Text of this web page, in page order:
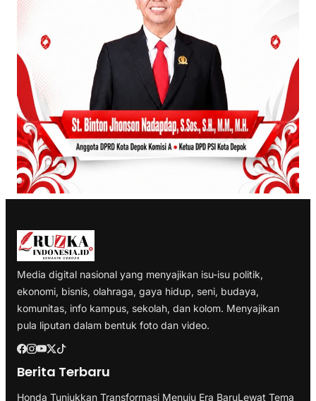
Media digital nasional yang menyajikan isu-isu politik,
ekonomi, bisnis, olahraga, gaya hidup, seni, budaya,
komunitas, info kampus, sekolah, dan kolom. Menyajikan
pula liputan dalam bentuk foto dan video.
Berita Terbaru
Honda Tunjukkan Transformasi Menuju Era BaruLewat Tema